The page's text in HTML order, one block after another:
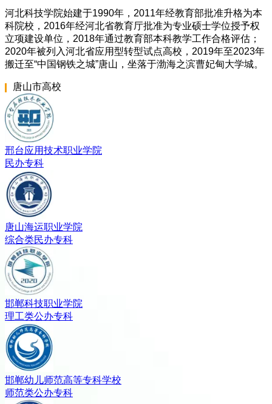
河北科技学院始建于1990年，2011年经教育部批准升格为本
科院校，2016年经河北省教育厅批准为专业硕士学位授予权
立项建设单位，2018年通过教育部本科教学工作合格评估；
2020年被列入河北省应用型转型试点高校，2019年至2023年
搬迁至“中国钢铁之城”唐山，坐落于渤海之滨曹妃甸大学城。
唐山市高校
邢台应用技术职业学院
民办专科
唐山海运职业学院
综合类民办专科
邯郸科技职业学院
理工类公办专科
邯郸幼儿师范高等专科学校
师范类公办专科